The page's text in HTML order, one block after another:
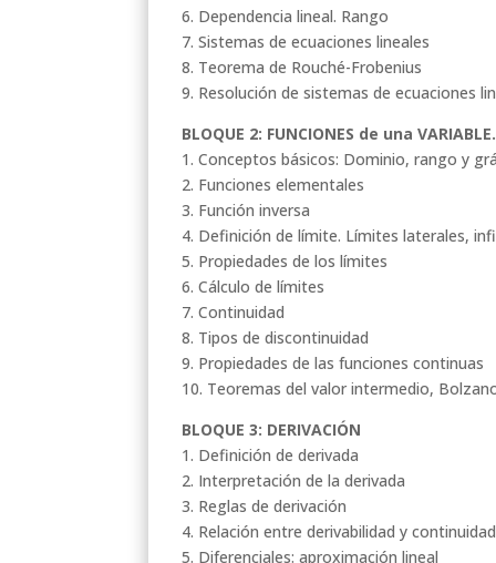
6. Dependencia lineal. Rango
7. Sistemas de ecuaciones lineales
8. Teorema de Rouché-Frobenius
9. Resolución de sistemas de ecuaciones
BLOQUE 2: FUNCIONES de una
1. Conceptos básicos: Dominio, rango y
2. Funciones elementales
3. Función inversa
4. Definición de límite. Límites laterales,
5. Propiedades de los límites
6. Cálculo de límites
7. Continuidad
8. Tipos de discontinuidad
9. Propiedades de las funciones continuas
10. Teoremas del valor intermedio,
BLOQUE 3: DERIVACIÓN
1. Definición de derivada
2. Interpretación de la derivada
3. Reglas de derivación
4. Relación entre derivabilidad y continuidad
5. Diferenciales: aproximación lineal